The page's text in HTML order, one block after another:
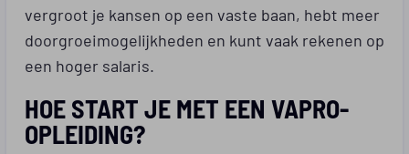
vergroot je kansen op een vaste baan, hebt meer
doorgroeimogelijkheden en kunt vaak rekenen op
een hoger salaris.
HOE START JE MET EEN VAPRO-
OPLEIDING?